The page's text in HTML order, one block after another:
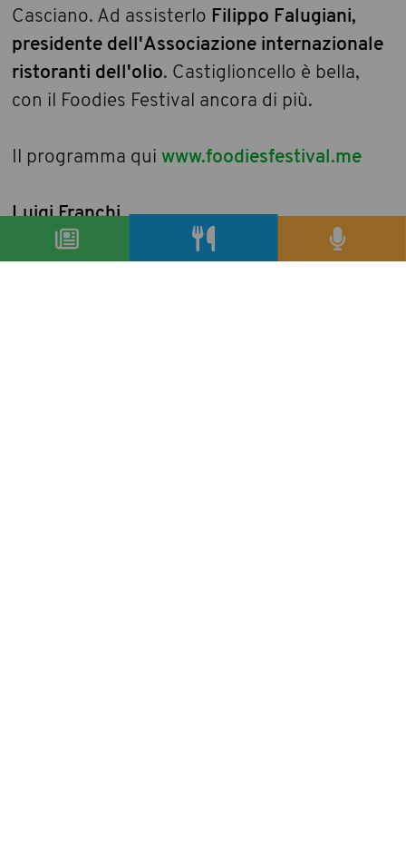
Casciano. Ad assisterlo Filippo Falugiani,
presidente dell'Associazione internazionale
ristoranti dell'olio. Castiglioncello è bella,
con il Foodies Festival ancora di più.
Il programma qui www.foodiesfestival.me
Luigi Franchi